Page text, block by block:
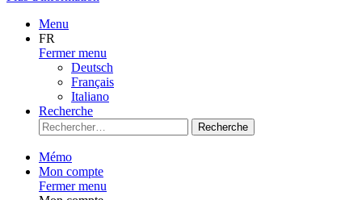
Menu
FR
Fermer menu
Deutsch
Français
Italiano
Recherche
Recherche
Mémo
Mon compte
Fermer menu